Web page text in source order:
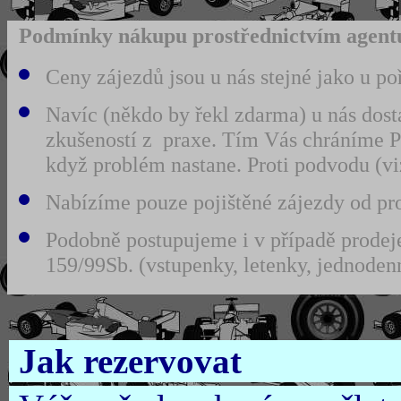
Podmínky nákupu prostřednictvím
Ceny zájezdů jsou u nás stejné jako u
Navíc (někdo by řekl zdarma) u nás
zkušeností z praxe. Tím Vás chráníme
když problém nastane. Proti podvodu
Nabízíme pouze pojištěné zájezdy od
Podobně postupujeme i v případě
159/99Sb. (vstupenky, letenky,
Jak rezervovat